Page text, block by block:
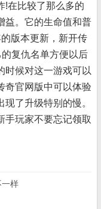
!在比较了那么多的
益。它的生命值和普
版本更新，新开传
复仇名单方便以后
时候对这一游戏可以
奇官网版中可以体验
了升级特别的慢。
手玩家不要忘记领取
一样